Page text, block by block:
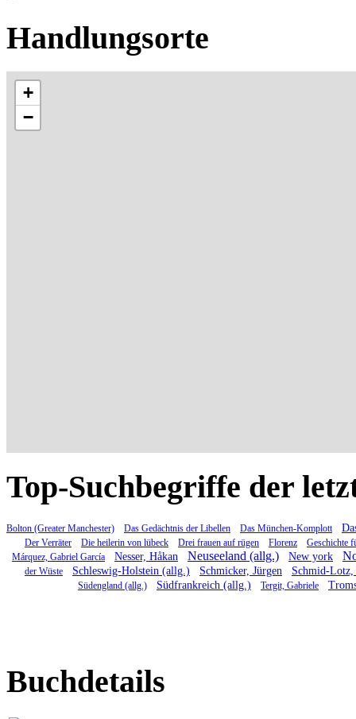
Handlungsorte
+
−
Top-Suchbegriffe der
Bolton (Greater Manchester) Das Gedächtnis der Libellen Das München-Komplott
Der Verräter Die heilerin von lübeck Drei frauen auf rügen Florenz
Geschichte
Márquez, Gabriel García
Nesser, Håkan Neuseeland (allg.) New york
der Wüste Schleswig-Holstein (allg.) Schmicker, Jürgen Schmid-Lotz,
Südengland (allg.) Südfrankreich (allg.) Tergit, Gabriele
Buchdetails